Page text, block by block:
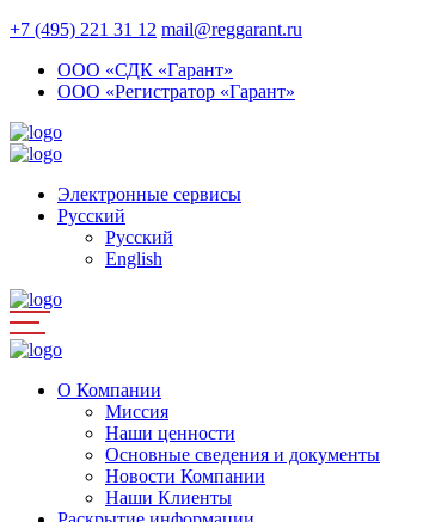
+7 (495) 221 31 12 mail@reggarant.ru
ООО «СДК «Гарант»
ООО «Регистратор «Гарант»
Электронные сервисы
Русский
Русский
English
О Компании
Миссия
Наши ценности
Основные сведения и документы
Новости Компании
Наши Клиенты